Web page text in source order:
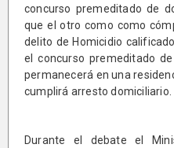
concurso premeditado de
que el otro como como
delito de Homicidio
el concurso premeditado
permanecerá en una
cumplirá arresto domiciliario.
Durante el debate el